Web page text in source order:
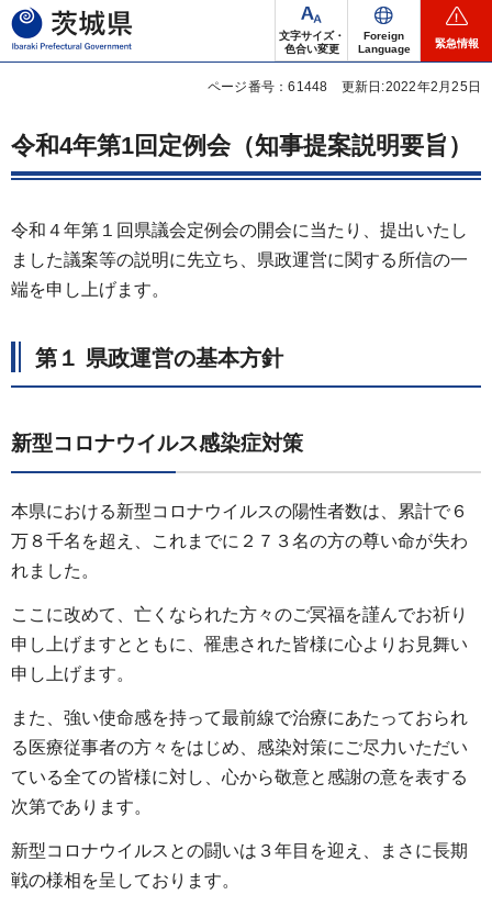
茨城県
文字サイズ・
色合い変更
Foreign
Language
緊急情報
ページ番号：61448 更新日:2022年2月25日
令和4年第1回定例会（知事提案説明要旨）
令和４年第１回県議会定例会の開会に当たり、提出いたし
ました議案等の説明に先立ち、県政運営に関する所信の一
端を申し上げます。
第１ 県政運営の基本方針
新型コロナウイルス感染症対策
本県における新型コロナウイルスの陽性者数は、累計で６
万８千名を超え、これまでに２７３名の方の尊い命が失わ
れました。
ここに改めて、亡くなられた方々のご冥福を謹んでお祈り
申し上げますとともに、罹患された皆様に心よりお見舞い
申し上げます。
また、強い使命感を持って最前線で治療にあたっておられ
る医療従事者の方々をはじめ、感染対策にご尽力いただい
ている全ての皆様に対し、心から敬意と感謝の意を表する
次第であります。
新型コロナウイルスとの闘いは３年目を迎え、まさに長期
戦の様相を呈しております。